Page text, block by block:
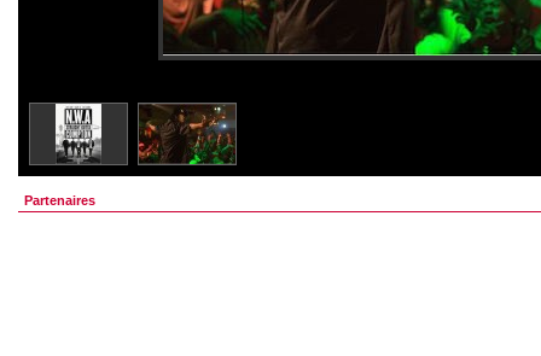
Partenaires